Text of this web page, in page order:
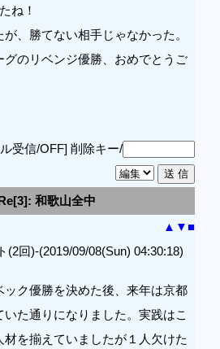
ね！
、勝てない相手じゃなかった。
グのリベンジ優勝、おめでとうご
受信/OFF] 削除キー/
和歌山全中
▲ ▼■
(2回)-(2019/09/08(Sun) 04:30:18)
ック優勝を決めた後、来年は京都
た通りになりました。実践はこ
材を揃えていましたが１人欠けた